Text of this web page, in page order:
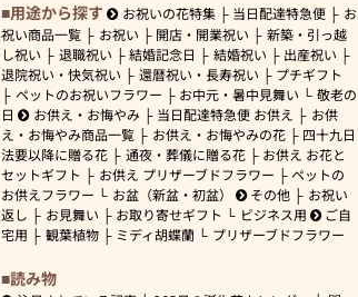
用途から探す お祝いの花特集 当日配達特急便
お
祝い商品一覧
お祝い 開店・開業祝い
新築・引っ越
し祝い
退職祝い 結婚記念日 結婚祝い
出産祝い
退院祝い・快気祝い
還暦祝い・長寿祝い
プチギフト
ペットのお祝いフラワー
お中元・暑中見舞い
敬老の
日
お供え・お悔やみ 当日配達特急便 お供え
お供
え・お悔やみ商品一覧
お供え・お悔やみの花
四十九日
法要以降に贈る花
通夜・葬儀に贈る花
お供え お花と
セットギフト
お供え プリザーブドフラワー
ペットの
お供えフラワー
お盆（新盆・初盆） その他
お祝い
返し
お見舞い お取り寄せギフト ビジネス用
ご自
宅用
観葉植物 ミディ胡蝶蘭 プリザーブドフラワー
読み物